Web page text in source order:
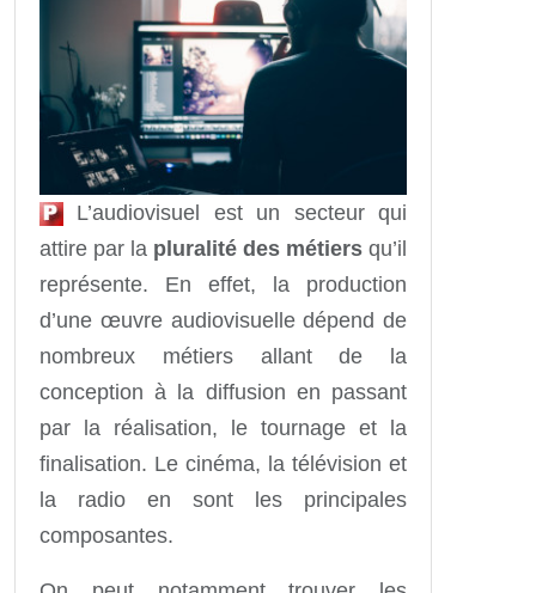
L’audiovisuel est un secteur qui
attire par la pluralité des métiers qu’il
représente. En effet, la production
d’une œuvre audiovisuelle dépend de
nombreux métiers allant de la
conception à la diffusion en passant
par la réalisation, le tournage et la
finalisation. Le cinéma, la télévision et
la radio en sont les principales
composantes.